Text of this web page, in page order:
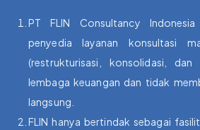
PT FLIN Consultancy Indonesia
penyedia layanan konsultasi
(restrukturisasi, konsolidasi, dan
lembaga keuangan dan tidak
langsung.
FLIN hanya bertindak sebagai